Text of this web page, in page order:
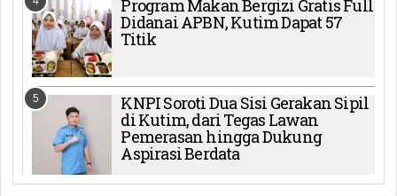
Program Makan Bergizi Gratis Full
Didanai APBN, Kutim Dapat 57
Titik
5 KNPI Soroti Dua Sisi Gerakan Sipil
di Kutim, dari Tegas Lawan
Pemerasan hingga Dukung
Aspirasi Berdata